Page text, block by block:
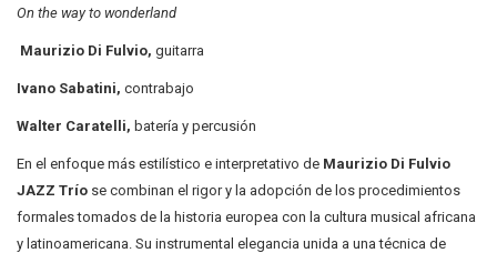
On the way to wonderland
Maurizio Di Fulvio, guitarra
Ivano Sabatini, contrabajo
Walter Caratelli, batería y percusión
En el enfoque más estilístico e interpretativo de Maurizio Di Fulvio
JAZZ Trío se combinan el rigor y la adopción de los procedimientos
formales tomados de la historia europea con la cultura musical africana
y latinoamericana. Su instrumental elegancia unida a una técnica de